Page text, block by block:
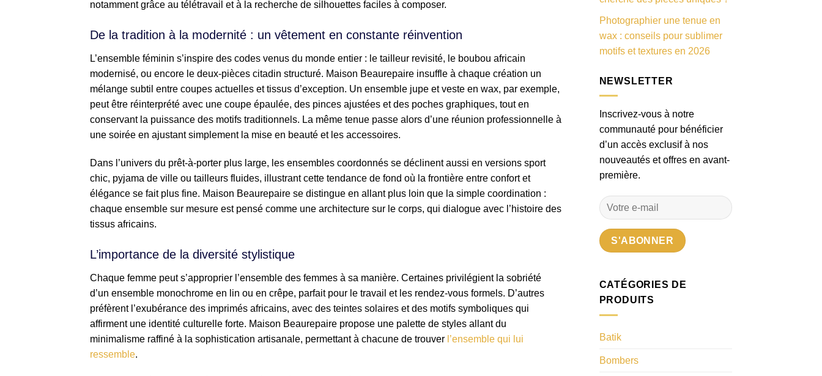
notamment grâce au télétravail et à la recherche de silhouettes faciles à composer.
De la tradition à la modernité : un vêtement en constante réinvention
L’ensemble féminin s’inspire des codes venus du monde entier : le tailleur revisité, le boubou africain
modernisé, ou encore le deux-pièces citadin structuré. Maison Beaurepaire insuffle à chaque création un
mélange subtil entre coupes actuelles et tissus d’exception. Un ensemble jupe et veste en wax, par exemple,
peut être réinterprété avec une coupe épaulée, des pinces ajustées et des poches graphiques, tout en
conservant la puissance des motifs traditionnels. La même tenue passe alors d’une réunion professionnelle à
une soirée en ajustant simplement la mise en beauté et les accessoires.
Dans l’univers du prêt-à-porter plus large, les ensembles coordonnés se déclinent aussi en versions sport
chic, pyjama de ville ou tailleurs fluides, illustrant cette tendance de fond où la frontière entre confort et
élégance se fait plus fine. Maison Beaurepaire se distingue en allant plus loin que la simple coordination :
chaque ensemble sur mesure est pensé comme une architecture sur le corps, qui dialogue avec l’histoire des
tissus africains.
L’importance de la diversité stylistique
Chaque femme peut s’approprier l’ensemble des femmes à sa manière. Certaines privilégient la sobriété
d’un ensemble monochrome en lin ou en crêpe, parfait pour le travail et les rendez-vous formels. D’autres
préfèrent l’exubérance des imprimés africains, avec des teintes solaires et des motifs symboliques qui
affirment une identité culturelle forte. Maison Beaurepaire propose une palette de styles allant du
minimalisme raffiné à la sophistication artisanale, permettant à chacune de trouver l’ensemble qui lui
ressemble.
Photographier une tenue en
wax : conseils pour sublimer
motifs et textures en 2026
NEWSLETTER
Inscrivez-vous à notre
communauté pour bénéficier
d’un accès exclusif à nos
nouveautés et offres en avant-
première.
CATÉGORIES DE
PRODUITS
Batik
Bombers